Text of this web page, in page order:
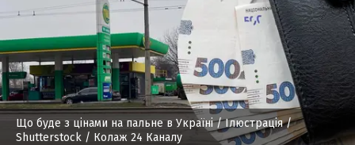
Що буде з цінами на пальне в Україні / Ілюстрація/
Shutterstock / Колаж 24 Каналу